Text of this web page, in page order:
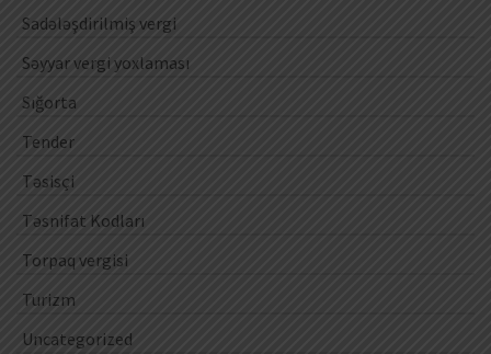
Sadələşdirilmiş vergi
Səyyar vergi yoxlaması
Sığorta
Tender
Təsisçi
Təsnifat Kodları
Torpaq vergisi
Turizm
Uncategorized